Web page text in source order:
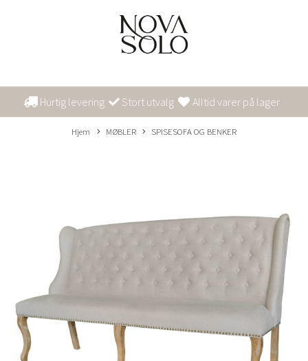
Hurtig levering Stort utvalg Alltid varer på lager
Hjem MØBLER SPISESOFA OG BENKER